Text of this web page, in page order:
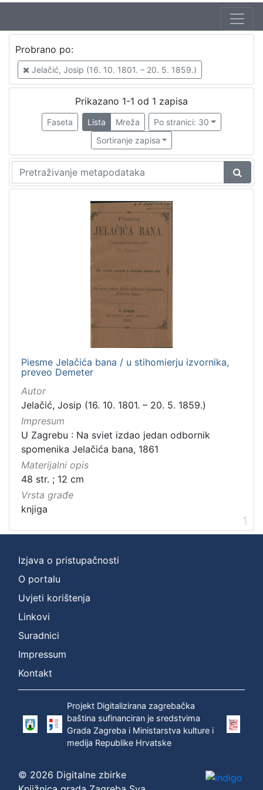
Jezik
hrvatski
cjelina
Ilirci
Probrano po:
Jelačić, Josip (16. 10. 1801. – 20. 5. 1859.)
Prikazano 1-1 od 1 zapisa
Faseta Lista Mreža
Po stranici: 30
Sortiranje zapisa
Piesme Jelačića bana / u stihomierju izvornika,
preveo Demeter
Autor
Jelačić, Josip (16. 10. 1801. – 20. 5. 1859.)
Impresum
U Zagrebu : Na sviet izdao jedan odbornik
spomenika Jelačića bana, 1861
Materijalni opis
48 str. ; 12 cm
Vrsta građe
knjiga
1
Izjava o pristupačnosti
O portalu
Uvjeti korištenja
Linkovi
Suradnici
Impressum
Kontakt
Projekt Digitalizirana zagrebačka
baština sufinanciran je sredstvima
Grada Zagreba i Ministarstva kulture i
medija Republike Hrvatske
© 2026 Digitalne zbirke